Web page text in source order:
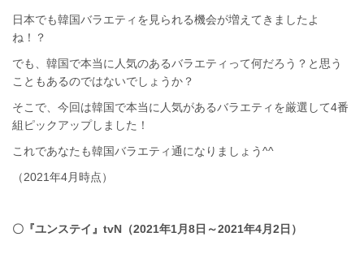
日本でも韓国バラエティを見られる機会が増えてきましたよ
ね！？
でも、韓国で本当に人気のあるバラエティって何だろう？と思う
こともあるのではないでしょうか？
そこで、今回は韓国で本当に人気があるバラエティを厳選して4番
組ピックアップしました！
これであなたも韓国バラエティ通になりましょう^^
（2021年4月時点）
〇『ユンステイ』tvN（2021年1月8日～2021年4月2日）